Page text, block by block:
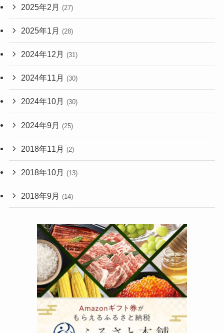
2025年2月 (27)
2025年1月 (28)
2024年12月 (31)
2024年11月 (30)
2024年10月 (30)
2024年9月 (25)
2018年11月 (2)
2018年10月 (13)
2018年9月 (14)